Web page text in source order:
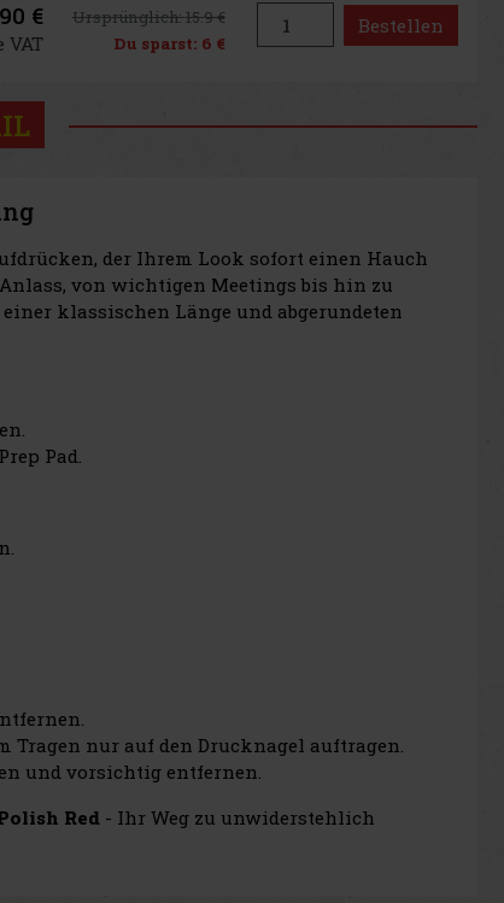
€
VAT
Ursprünglich:15.9 €
Du sparst: 6 €
Bestellen
der Ihrem Look sofort einen Hauch
von wichtigen Meetings bis hin zu
klassischen Länge und abgerundeten
Pad.
Tragen nur auf den Drucknagel auftragen.
und vorsichtig entfernen.
Red - Ihr Weg zu unwiderstehlich